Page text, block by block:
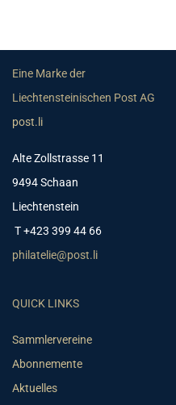
Eine Marke der
Liechtensteinischen Post AG
post.li
Alte Zollstrasse 11
9494 Schaan
Liechtenstein
T +423 399 44 66
philatelie@post.li
QUICK LINKS
Sammlervereine
Abonnemente
Aktuelles